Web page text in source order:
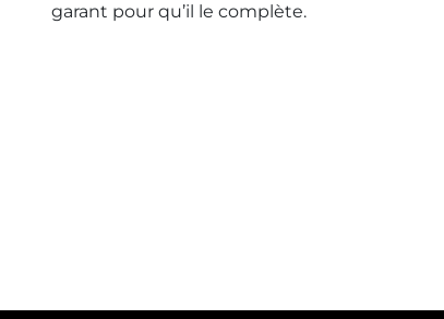
garant pour qu’il le complète.